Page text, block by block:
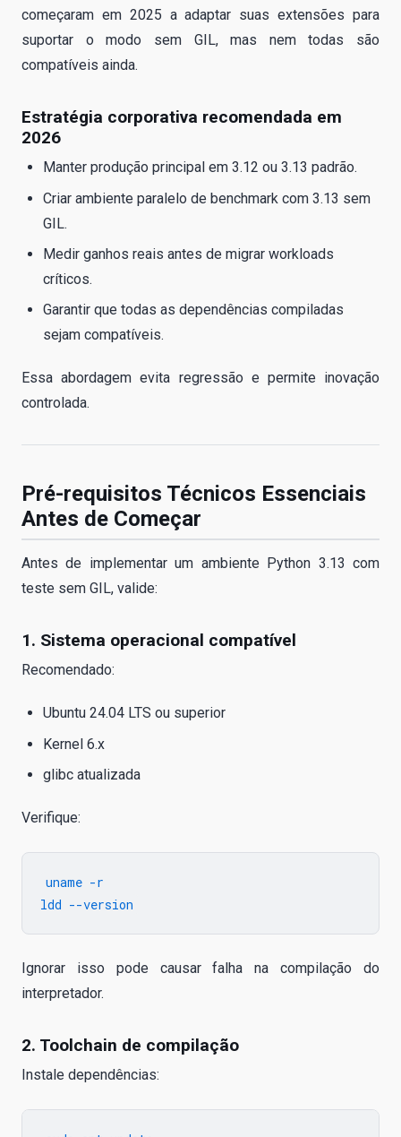
começaram em 2025 a adaptar suas extensões para
suportar o modo sem GIL, mas nem todas são
compatíveis ainda.
Estratégia corporativa recomendada em
2026
Manter produção principal em 3.12 ou 3.13 padrão.
Criar ambiente paralelo de benchmark com 3.13 sem
GIL.
Medir ganhos reais antes de migrar workloads
críticos.
Garantir que todas as dependências compiladas
sejam compatíveis.
Essa abordagem evita regressão e permite inovação
controlada.
Pré-requisitos Técnicos Essenciais
Antes de Começar
Antes de implementar um ambiente Python 3.13 com
teste sem GIL, valide:
1. Sistema operacional compatível
Recomendado:
Ubuntu 24.04 LTS ou superior
Kernel 6.x
glibc atualizada
Verifique:
uname -r
Ignorar isso pode causar falha na compilação do
interpretador.
2. Toolchain de compilação
Instale dependências: